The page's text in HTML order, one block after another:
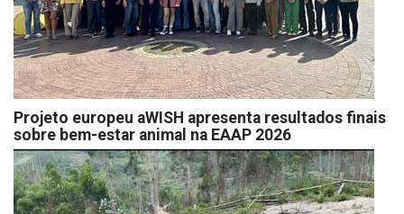
Projeto europeu aWISH apresenta resultados finais
sobre bem-estar animal na EAAP 2026